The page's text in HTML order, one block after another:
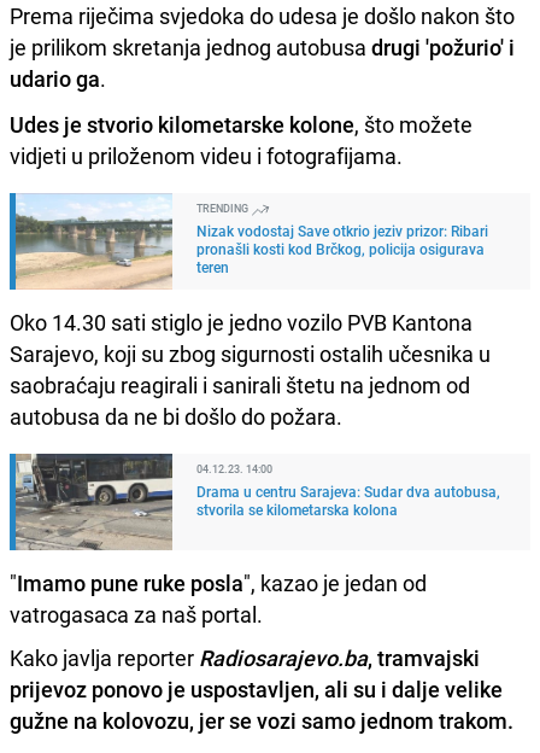
Prema riječima svjedoka do udesa je došlo nakon što
je prilikom skretanja jednog autobusa drugi 'požurio' i
udario ga.
Udes je stvorio kilometarske kolone, što možete
vidjeti u priloženom videu i fotografijama.
TRENDING
Nizak vodostaj Save otkrio jeziv prizor: Ribari
pronašli kosti kod Brčkog, policija osigurava
teren
Oko 14.30 sati stiglo je jedno vozilo PVB Kantona
Sarajevo, koji su zbog sigurnosti ostalih učesnika u
saobraćaju reagirali i sanirali štetu na jednom od
autobusa da ne bi došlo do požara.
04.12.23. 14:00
Drama u centru Sarajeva: Sudar dva autobusa,
stvorila se kilometarska kolona
"Imamo pune ruke posla", kazao je jedan od
vatrogasaca za naš portal.
Kako javlja reporter Radiosarajevo.ba, tramvajski
prijevoz ponovo je uspostavljen, ali su i dalje velike
gužne na kolovozu, jer se vozi samo jednom trakom.